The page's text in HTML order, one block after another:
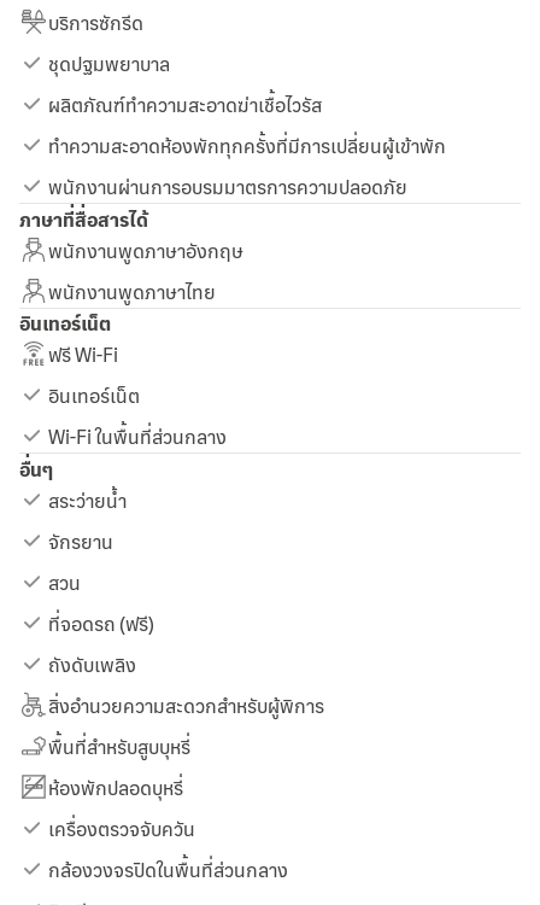
บริการซักรีด
ชุดปฐมพยาบาล
ผลิตภัณฑ์ทำความสะอาดฆ่าเชื้อไวรัส
ทำความสะอาดห้องพักทุกครั้งที่มีการเปลี่ยนผู้เข้าพัก
พนักงานผ่านการอบรมมาตรการความปลอดภัย
ภาษาที่สื่อสารได้
พนักงานพูดภาษาอังกฤษ
พนักงานพูดภาษาไทย
อินเทอร์เน็ต
ฟรี Wi-Fi
อินเทอร์เน็ต
Wi-Fi ในพื้นที่ส่วนกลาง
อื่นๆ
สระว่ายน้ำ
จักรยาน
สวน
ที่จอดรถ (ฟรี)
ถังดับเพลิง
สิ่งอำนวยความสะดวกสำหรับผู้พิการ
พื้นที่สำหรับสูบบุหรี่
ห้องพักปลอดบุหรี่
เครื่องตรวจจับควัน
กล้องวงจรปิดในพื้นที่ส่วนกลาง